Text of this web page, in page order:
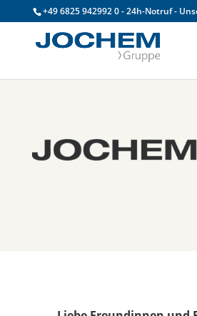
+49 6825 942992 0 - 24h-Notruf -